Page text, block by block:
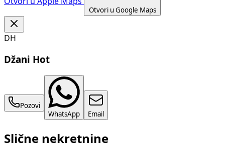
Otvori u Google Maps
DH
Džani Hot
Pozovi
WhatsApp
Email
Slične nekretnine